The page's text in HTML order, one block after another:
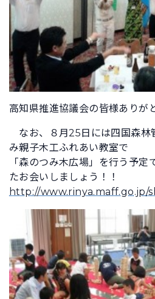
高知県推進協議会の皆様ありが
なお、８月25日には四国森林
み親子木工ふれあい教室で
「森のつみ木広場」を行う予定
たお会いしましょう！！
http://